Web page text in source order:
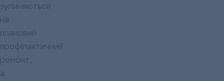
зупиняються
на
плановий
профілактичний
ремонт,
а